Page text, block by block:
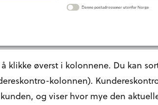
klikke øverst i kolonnene. Du kan
kolonnen).
og viser hvor mye den